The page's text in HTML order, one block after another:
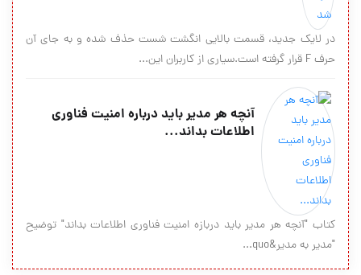
در لایک جدید، قسمت بالایی انگشت شست حذف شده و به جای آن
حرف F قرار گرفته است.سیاری از کاربران این...
آنچه هر مدیر باید درباره امنیت فناوری
اطلاعات بداند...
کتاب "آنچه هر مدیر باید دربازه امنیت فناوری اطلاعات بداند" توضیح
"مدیر به مدیر&quo...